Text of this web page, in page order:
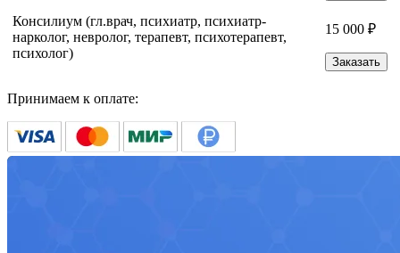
Консилиум (гл.врач, психиатр, психиатр-
нарколог, невролог, терапевт, психотерапевт,
психолог)
15 000 ₽
Заказать
Принимаем к оплате: